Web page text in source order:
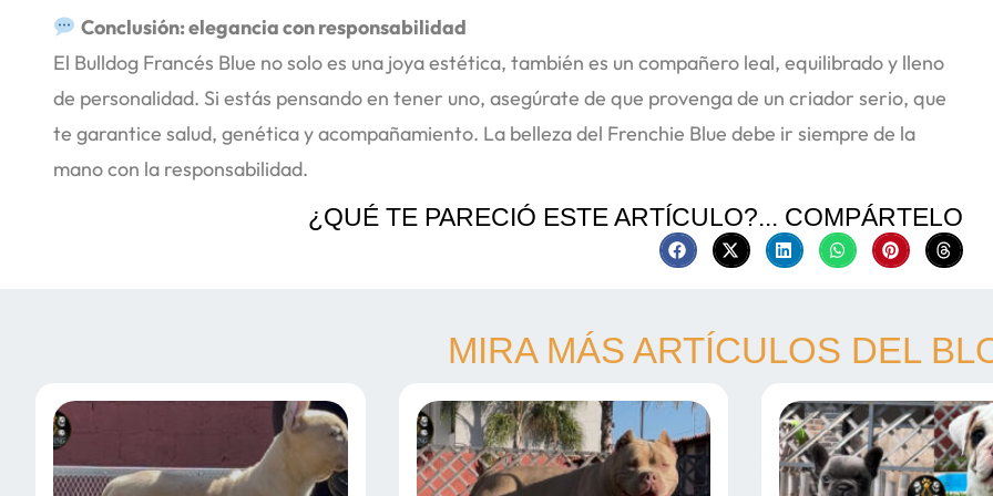
Conclusión: elegancia con responsabilidad
El Bulldog Francés Blue no solo es una joya estética, también es un compañero leal, equilibrado y lleno
de personalidad. Si estás pensando en tener uno, asegúrate de que provenga de un criador serio, que
te garantice salud, genética y acompañamiento. La belleza del Frenchie Blue debe ir siempre de la
mano con la responsabilidad.
¿QUÉ TE PARECIÓ ESTE ARTÍCULO?... COMPÁRTELO
MIRA MÁS ARTÍCULOS DEL